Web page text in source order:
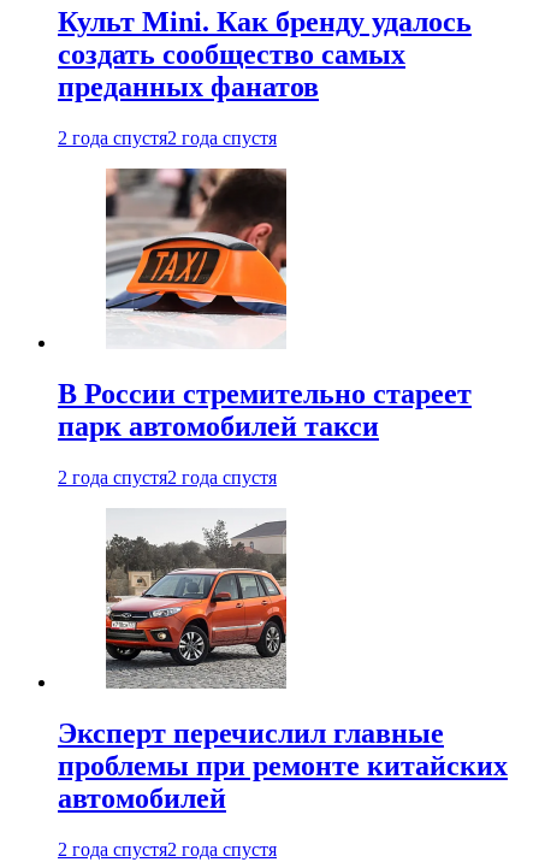
Культ Mini. Как бренду удалось
создать сообщество самых
преданных фанатов
2 года спустя2 года спустя
В России стремительно стареет
парк автомобилей такси
2 года спустя2 года спустя
Эксперт перечислил главные
проблемы при ремонте китайских
автомобилей
2 года спустя2 года спустя